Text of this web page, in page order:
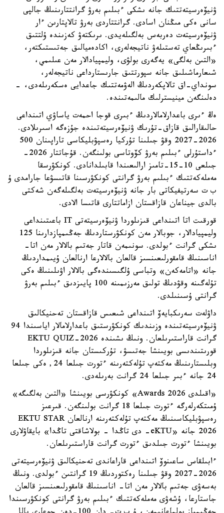
ۋنيۆەرسيتەتتىك جانە ىشكى ءبىلىم بەرۋ گرانتتارىنىڭ جالپى
سانى ەكى مىڭنان اسادى. گرانتتاردى بەرۋ تالاپتارىن ءار
ۋنيۆەرسيتەت دەربەس بەلگىلەيدى. ىرىكتەۋ كەزىندە ۇلتتىق
ءبىرىڭعاي تەستىلەۋ ناتيجەلەرى، اكادەميالىق جەتىستىكتەر،
«التىن بەلگى» يەگەرى بولۋى، وليمپيادالار مەن عىلىمي،
شىعارماشىلىق جانە سپورتتىق جارىستارداعى ناتيجەلەر،
سونداي-اق تالاپكەردىڭ الەۋمەتتىك جاعدايى ەسكەرىلەدى، -
دەلىنگەن مينيسترلىك مالىمەتىندە.
ەڭ ءىرى باعدارلامالاردىڭ ءبىرى قوجا احمەت ياساۋي اتىنداعى
حالىقارالىق قازاق-تۇرىك ۋنيۆەرسيتەتىندە جۇزەگە اسىرىلادى.
2026-2027 وقۋ جىلىنا تۇركيا رەسپۋبليكاسى تاراپىنان 500
ءداستۇرلى ءبىلىم بەرۋ كۆوتاسى بولىنگەن. قۇجاتتار 2026-
جىلعى 10-15-تامىز ارالىعىندا قابىلدانادى. كونكۋرسقا
مەملەكەتتىك ءبىلىم بەرۋ گرانتى كونكۋرسىنا قاتىسۋعا جارامدى ۇ
ب ت سەرتيفيكاتى بار جانە ۋنيۆەرسيتەت بەلگىلەگەن شەكتى
بالدى جيناعان قازاقستان ازاماتتارى قاتىسا الادى.
قورقىت اتا اتىنداعى قىزىلوردا ۋنيۆەرسيتەتى IT باعىتىنداعى
وليمپيادالار، جوبالار مەن كونكۋرستاردىڭ جەڭىمپازدارىنا 125
ىشكى گرانت ءبولدى. سونىمەن قاتار جەتىم بالالار مەن اتا-
اناسىنىڭ قامقورلىعىنسىز قالعان بالالارعا ارنالعان ۇيىمداردىڭ
جانە «اتامەكەن» وتباسى ۇلگىسىندەگى بالالار اۋىلىنىڭ ەكى
تۇلەگىنە وقۋدىڭ تولىق مەرزىمىنە 100 پايىزدىق ءبىلىم بەرۋ
گرانتى ۇسىنىلدى.
داۋلەت سەرىكبايەۆ اتىنداعى شىعىس قازاقستان تەحنيكالىق
ۋنيۆەرسيتەتىندە وزىندىك كونكۋرستىق باعدارلامالار اياسىندا 94
گرانت قاراستىرىلعان. ونىڭ ىشىندە EKTU QUIZ-2026
قورىتىندىسى بويىنشا جەتىسۋ، تۇركىستان جانە قىزىلوردا
وبلىستارىنىڭ مەكتەپ تۇلەكتەرىنە ءتورت جىلعا 24, ەكى جىلعا
24 جانە ءبىر جىلعا 24 گرانت بەرىلەدى.
«اقىلدى Awards 2026» كونكۋرسى بويىنشا «التىن بەلگىگە»
ۇمىتكەرلەرگە ءتورت جىلعا 18 گرانت بولىنگەن. قىرعىز
رەسپۋبليكاسىنىڭ مەكتەپ تۇلەكتەرىنە ارنالعان EKTU STAR
2026 جانە «eKTU- دى تاڭدا - بولاشاقتى تاڭدا» بايقاۋلارى
بويىنشا ءتورت جىلدىق ءتورت گرانت قاراستىرىلعان.
ءابىلقاس ساعىنوۆ اتىنداعى قاراعاندى تەحنيكالىق ۋنيۆەرسيتەتى
2026-2027 وقۋ جىلىنا رەكتوردىڭ 19 گرانتىن ءبولدى. ونىڭ
بەسەۋى جەتىم بالالار مەن اتا- اناسىنىڭ قامقورلىعىنسىز قالعان
جاستارعا، ۇشەۋى مەملەكەتتىك ءبىلىم بەرۋ گرانتى كونكۋرسىندا